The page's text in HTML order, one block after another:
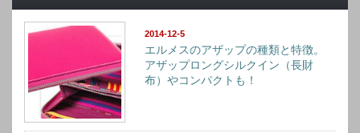
2014-12-5
エルメスのアザップの種類と特徴。
アザップロングシルクイン（長財
布）やコンパクトも！